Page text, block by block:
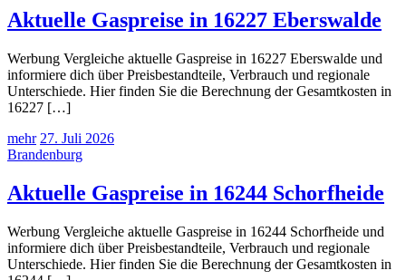
Aktuelle Gaspreise in 16227 Eberswalde
Werbung Vergleiche aktuelle Gaspreise in 16227 Eberswalde und
informiere dich über Preisbestandteile, Verbrauch und regionale
Unterschiede. Hier finden Sie die Berechnung der Gesamtkosten in
16227 […]
mehr 27. Juli 2026
Brandenburg
Aktuelle Gaspreise in 16244 Schorfheide
Werbung Vergleiche aktuelle Gaspreise in 16244 Schorfheide und
informiere dich über Preisbestandteile, Verbrauch und regionale
Unterschiede. Hier finden Sie die Berechnung der Gesamtkosten in